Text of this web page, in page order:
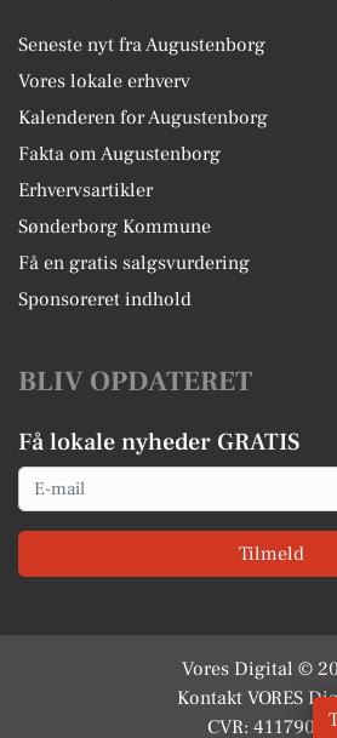
Seneste nyt fra Augustenborg
Vores lokale erhverv
Kalenderen for Augustenborg
Fakta om Augustenborg
Erhvervsartikler
Sønderborg Kommune
Få en gratis salgsvurdering
Sponsoreret indhold
BLIV OPDATERET
Få lokale nyheder GRATIS
Email
Tilmeld
Vores Digital ©
Kontakt VORES
CVR: 41179082